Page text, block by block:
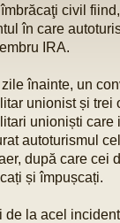
civil
în care
IRA.
înainte, un
unionist și trei
unioniști care
autoturismul
după care cei
și împușcați.
de la acel